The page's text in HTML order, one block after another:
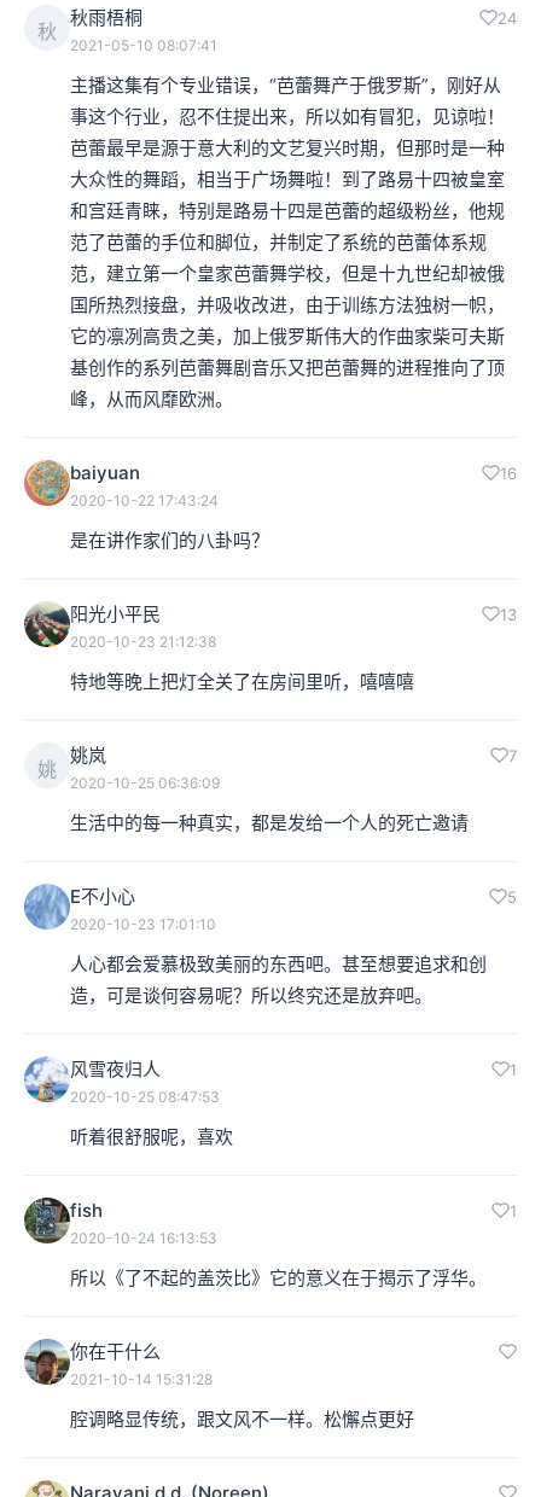
秋
秋雨梧桐 24
2021-05-10 08:07:41
主播这集有个专业错误，“芭蕾舞产于俄罗斯”，刚好从
事这个行业，忍不住提出来，所以如有冒犯，见谅啦！
芭蕾最早是源于意大利的文艺复兴时期，但那时是一种
大众性的舞蹈，相当于广场舞啦！到了路易十四被皇室
和宫廷青睐，特别是路易十四是芭蕾的超级粉丝，他规
范了芭蕾的手位和脚位，并制定了系统的芭蕾体系规
范，建立第一个皇家芭蕾舞学校，但是十九世纪却被俄
国所热烈接盘，并吸收改进，由于训练方法独树一帜，
它的凛冽高贵之美，加上俄罗斯伟大的作曲家柴可夫斯
基创作的系列芭蕾舞剧音乐又把芭蕾舞的进程推向了顶
峰，从而风靡欧洲。
baiyuan 16
2020-10-22 17:43:24
是在讲作家们的八卦吗？
阳光小平民 13
2020-10-23 21:12:38
特地等晚上把灯全关了在房间里听，嘻嘻嘻
姚
姚岚 7
2020-10-25 06:36:09
生活中的每一种真实，都是发给一个人的死亡邀请
E不小心 5
2020-10-23 17:01:10
人心都会爱慕极致美丽的东西吧。甚至想要追求和创
造，可是谈何容易呢？所以终究还是放弃吧。
风雪夜归人 1
2020-10-25 08:47:53
听着很舒服呢，喜欢
fish 1
2020-10-24 16:13:53
所以《了不起的盖茨比》它的意义在于揭示了浮华。
你在干什么
2021-10-14 15:31:28
腔调略显传统，跟文风不一样。松懈点更好
Narayani d.d. (Noreen)